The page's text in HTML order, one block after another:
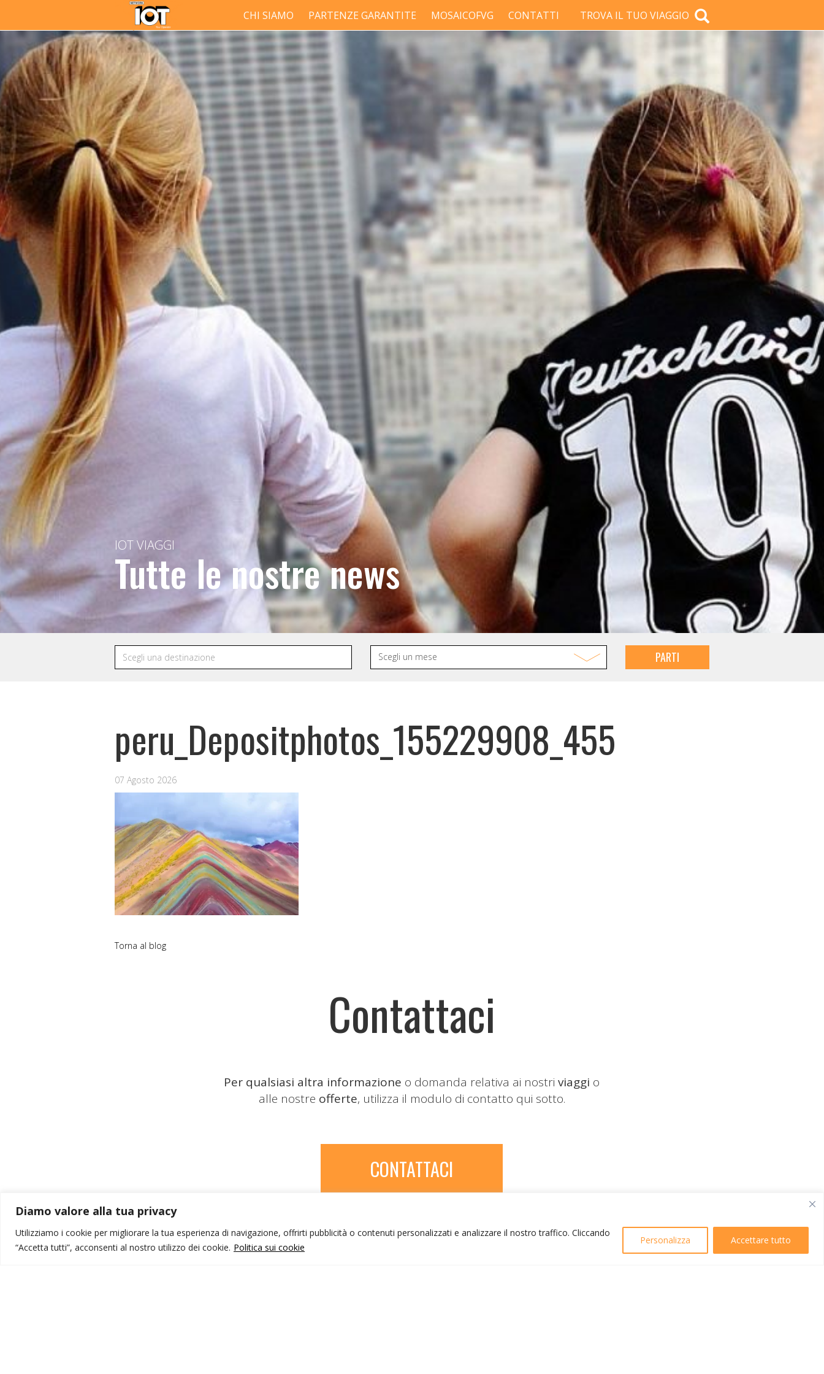
Diamo valore alla tua privacy
Utilizziamo i cookie per migliorare la tua esperienza di navigazione, offrirti pubblicità o contenuti personalizzati e analizzare il nostro traffico. Cliccando
“Accetta tutti”, acconsenti al nostro utilizzo dei cookie. Politica sui cookie
Personalizza Accettare tutto
TROVA IL TUO VIAGGIO
CHI SIAMO PARTENZE GARANTITE MOSAICOFVG CONTATTI
IOT VIAGGI
Tutte le nostre news
PARTI
peru_Depositphotos_155229908_455
07 Agosto 2026
Torna al blog
Contattaci
Per qualsiasi altra informazione o domanda relativa ai nostriviaggi o
alle nostre offerte, utilizza il modulo di contatto qui sotto.
CONTATTACI